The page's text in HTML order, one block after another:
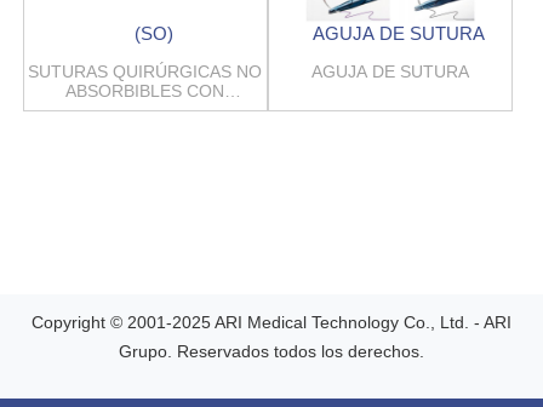
(SO)
SUTURAS QUIRÚRGICAS NO
ABSORBIBLES CON
ALAMBRE DE ACERO
AGUJA DE SUTURA
AGUJA DE SUTURA
Copyright © 2001-2025 ARI Medical Technology Co., Ltd. - ARI
Grupo. Reservados todos los derechos.